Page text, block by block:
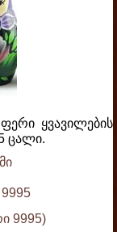
ყვავილების
ცალი.
9995)